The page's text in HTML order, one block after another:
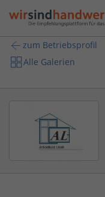
zum Betriebsprofil
Alle Galerien